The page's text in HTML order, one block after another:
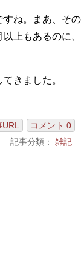
すね。まあ、その
上もあるのに、
きました。
コメント 0
記事分類： 雑記